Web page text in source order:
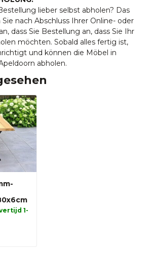
lieber selbst abholen? Das
nach Abschluss Ihrer Online- oder
dass Sie Bestellung an, dass Sie Ihr
möchten. Sobald alles fertig ist,
und können die Möbel in
abholen.
1-